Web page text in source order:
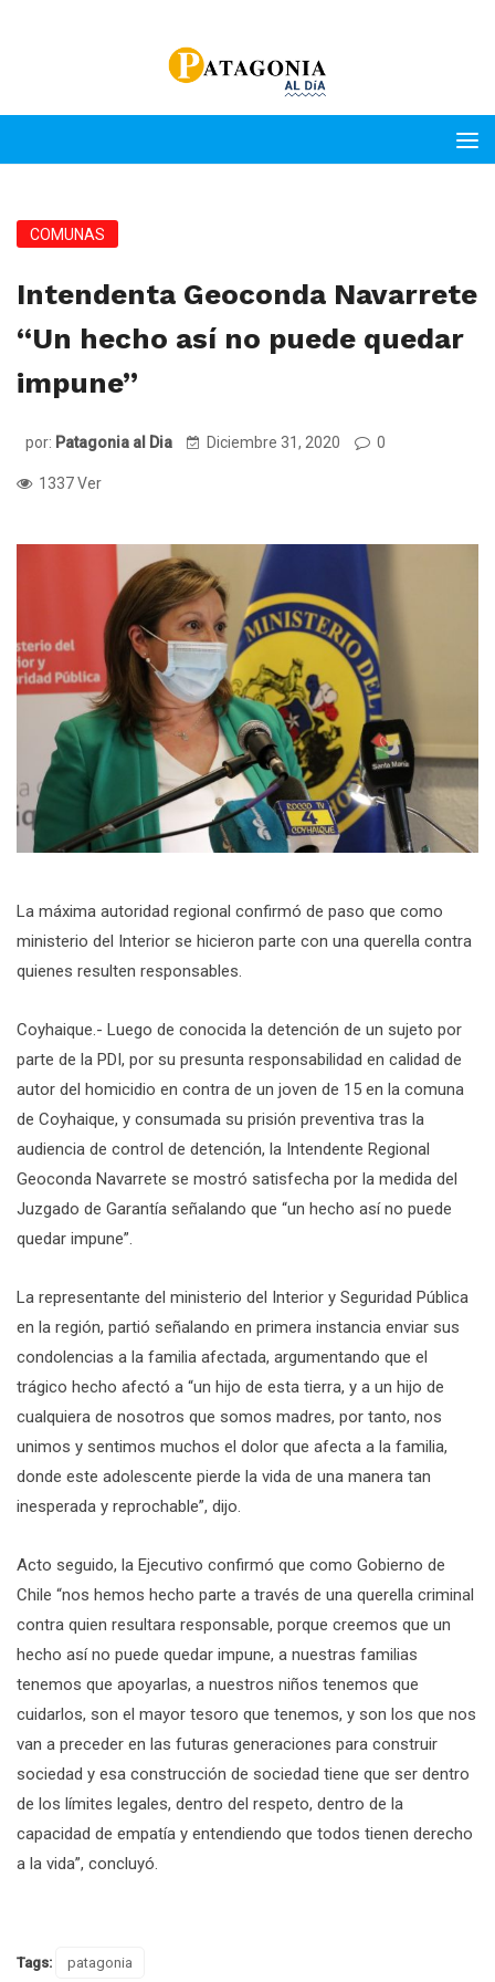
COMUNAS
Intendenta Geoconda Navarrete
“Un hecho así no puede quedar
impune”
por: Patagonia al Dia Diciembre 31, 2020 0
1337 Ver
La máxima autoridad regional confirmó de paso que como
ministerio del Interior se hicieron parte con una querella contra
quienes resulten responsables.
Coyhaique.- Luego de conocida la detención de un sujeto por
parte de la PDI, por su presunta responsabilidad en calidad de
autor del homicidio en contra de un joven de 15 en la comuna
de Coyhaique, y consumada su prisión preventiva tras la
audiencia de control de detención, la Intendente Regional
Geoconda Navarrete se mostró satisfecha por la medida del
Juzgado de Garantía señalando que “un hecho así no puede
quedar impune”.
La representante del ministerio del Interior y Seguridad Pública
en la región, partió señalando en primera instancia enviar sus
condolencias a la familia afectada, argumentando que el
trágico hecho afectó a “un hijo de esta tierra, y a un hijo de
cualquiera de nosotros que somos madres, por tanto, nos
unimos y sentimos muchos el dolor que afecta a la familia,
donde este adolescente pierde la vida de una manera tan
inesperada y reprochable”, dijo.
Acto seguido, la Ejecutivo confirmó que como Gobierno de
Chile “nos hemos hecho parte a través de una querella criminal
contra quien resultara responsable, porque creemos que un
hecho así no puede quedar impune, a nuestras familias
tenemos que apoyarlas, a nuestros niños tenemos que
cuidarlos, son el mayor tesoro que tenemos, y son los que nos
van a preceder en las futuras generaciones para construir
sociedad y esa construcción de sociedad tiene que ser dentro
de los límites legales, dentro del respeto, dentro de la
capacidad de empatía y entendiendo que todos tienen derecho
a la vida”, concluyó.
Tags: patagonia